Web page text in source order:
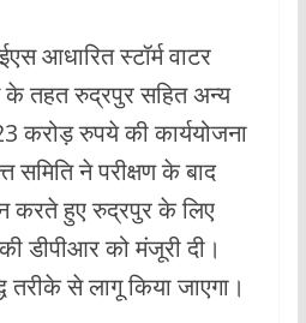
आधारित स्टॉर्म वाटर
तहत रुद्रपुर सहित अन्य
करोड़ रुपये की कार्ययोजना
समिति ने परीक्षण के बाद
हुए रुद्रपुर के लिए
डीपीआर को मंजूरी दी।
तरीके से लागू किया जाएगा।